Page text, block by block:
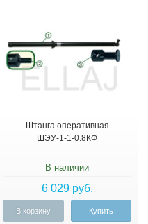
Штанга оперативная
ШЭУ-1-1-0.8КФ
В наличии
6 029 руб.
В корзину Купить